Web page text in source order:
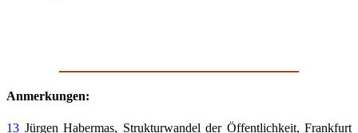
Anmerkungen:
13 Jürgen Habermas, Strukturwandel der Öffentlichkeit, Frankfurt